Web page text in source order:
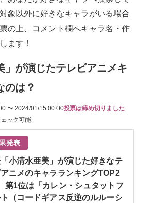
象以外に好きなキャラがいる場合
の上、コメント欄へキャラ名・作
ます！
」が演じたテレビアニメキ
のは？
〜 2024/01/15 00:00
ック可能
投票は締め切りました
発表
小清水亜美」が演じた好きなテ
ニメのキャラランキングTOP2
1位は「カレン・シュタットフ
（コードギアス反逆のルルーシ